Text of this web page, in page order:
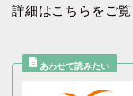
詳細はこちらをご